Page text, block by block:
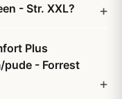
- Str. XXL?
Plus
pude - Forrest